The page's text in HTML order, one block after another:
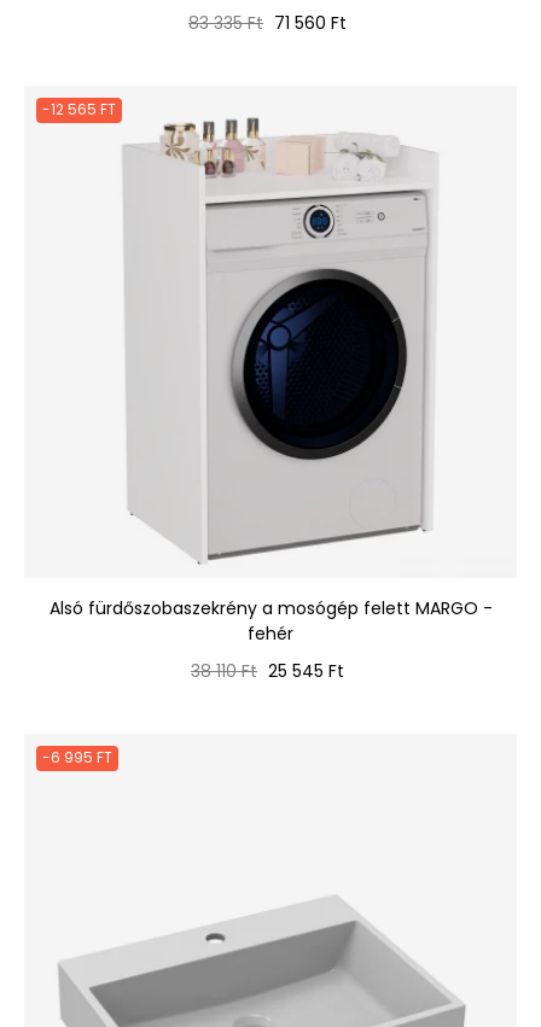
Normál
83 335 Ft Ár
71 560 Ft
-12 565 FT
Alsó fürdőszobaszekrény a mosógép felett MARGO -
fehér
Normál
38 110 Ft Ár
25 545 Ft
-6 995 FT